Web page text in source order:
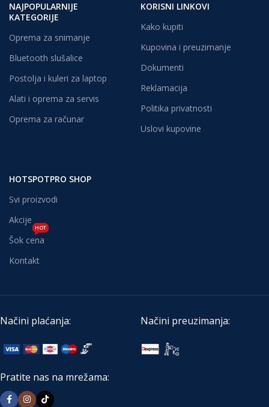
NAJPOPULARNIJE
KATEGORIJE
Oprema za snimanje
Bluetooth slušalice
Postolja i kuleri za laptop
Alati i oprema za servis
Oprema za računar
KORISNI LINKOVI
Kako kupiti
Kupovina i preuzimanje
Dokumenti
Reklamacija
Politika privatnosti
Uslovi kupovine
HOTSPOTPRO SHOP
Svi proizvodi
Akcije
Šok cena
HOT
Kontakt
Načini plaćanja: Načini preuzimanja:
Pratite nas na mrežama: